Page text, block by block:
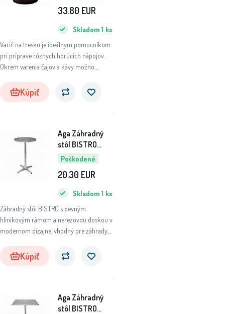
Varič na tresku je ideálnym pomocníkom
pri príprave rôznych horúcich nápojov.
Okrem varenia čajov a kávy možno
nápoje, ako sú čaj a káva. varené víno.
Skladom 1 ks
33.80 EUR
Kúpiť
Poškodené
Aga Záhradný
stôl BISTRO
6DAZ315 - II.
AKOSŤ
Záhradný stôl BISTRO s pevným
hliníkovým rámom a nerezovou doskou v
modernom dizajne, vhodný pre záhrady,
Skladom 1 ks
20.30 EUR
Kúpiť
Aga Záhradný
stôl BISTRO